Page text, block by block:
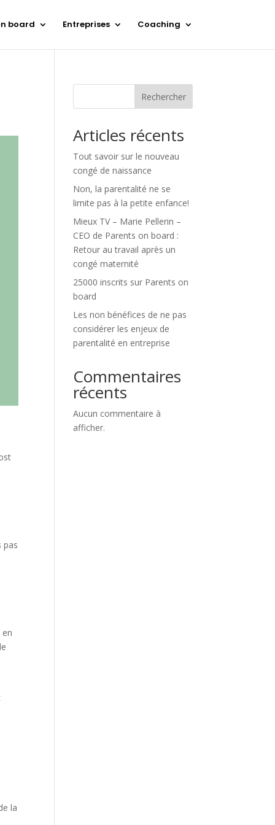
board Entreprises Coaching
pas
la
Rechercher
Articles récents
Tout savoir sur le nouveau
congé de naissance
Non, la parentalité ne se
limite pas à la petite enfance!
Mieux TV – Marie Pellerin –
CEO de Parents on board :
Retour au travail après un
congé maternité
25000 inscrits sur Parents on
board
Les non bénéfices de ne pas
considérer les enjeux de
parentalité en entreprise
Commentaires
récents
Aucun commentaire à
afficher.